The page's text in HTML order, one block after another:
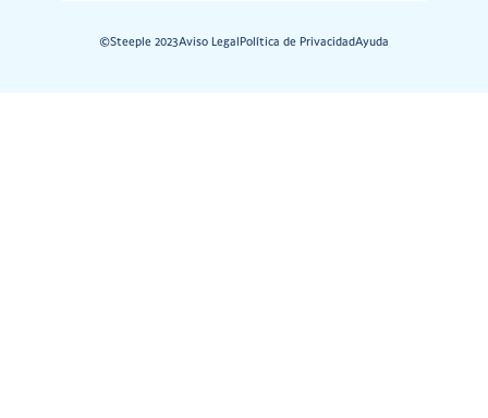
©Steeple 2023Aviso LegalPolítica de PrivacidadAyuda